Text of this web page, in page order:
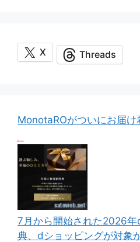
X Threads
MonotaROがついにお届け
7月から開始された2026
典、dショッピングが対象